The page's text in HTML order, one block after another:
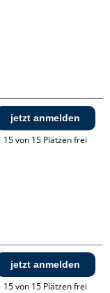
jetzt anmelden
15 von 15 Plätzen frei
jetzt anmelden
15 von 15 Plätzen frei